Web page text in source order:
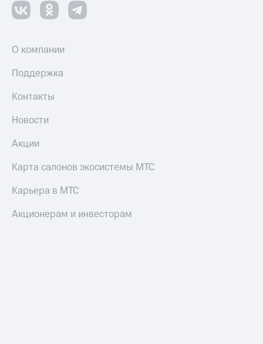
О компании
Поддержка
Контакты
Новости
Акции
Карта салонов экосистемы МТС
Карьера в МТС
Акционерам и инвесторам